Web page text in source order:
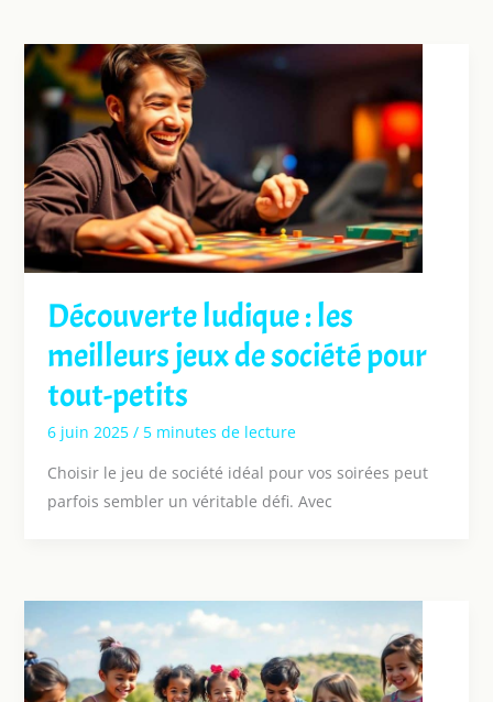
Découverte ludique : les
meilleurs jeux de société pour
tout-petits
6 juin 2025 / 5 minutes de lecture
Choisir le jeu de société idéal pour vos soirées peut
parfois sembler un véritable défi. Avec